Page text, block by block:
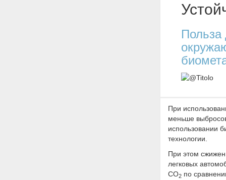
Польза
При
меньше
использовании
технологии.
При этом
легковых
CO2по